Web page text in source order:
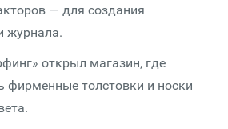
— для создания
журнала.
открыл магазин, где
фирменные толстовки и носки